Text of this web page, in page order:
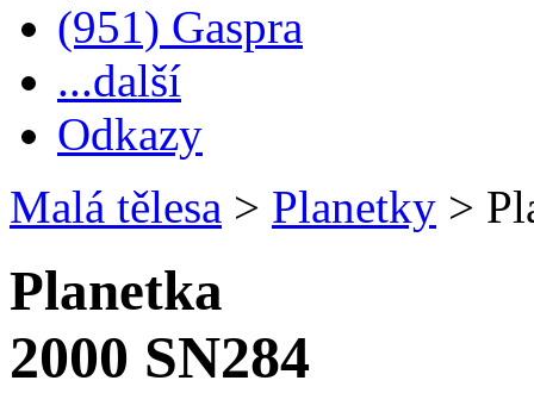
(951) Gaspra
...další
Odkazy
Malá tělesa > Planetky >
Planetka
2000 SN284